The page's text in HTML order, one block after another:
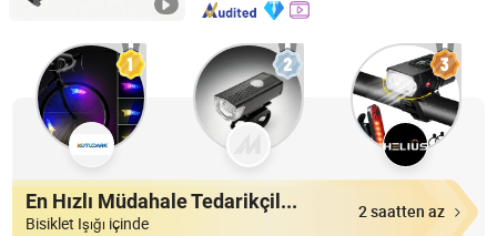
En Hızlı Müdahale Tedarikçiler
Bisiklet Işığı içinde
2 saatten az